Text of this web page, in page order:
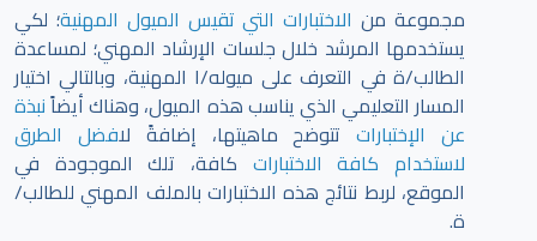
مجموعة من الاختبارات التي تقيس الميول المهنية؛ لكي
يستخدمها المرشد خلال جلسات الإرشاد المهني؛ لمساعدة
الطالب/ة في التعرف على ميوله/ا المهنية، وبالتالي اختيار
المسار التعليمي الذي يناسب هذه الميول، وهناك أيضاًنبذة
عن الإختباراتتتوضح ماهيتها، إضافةً لافضل الطرق
لاستخدام كافة الاختبارات كافة، تلك الموجودة في
الموقع، لربط نتائج هذه الاختبارات بالملف المهني للطالب/
ة.